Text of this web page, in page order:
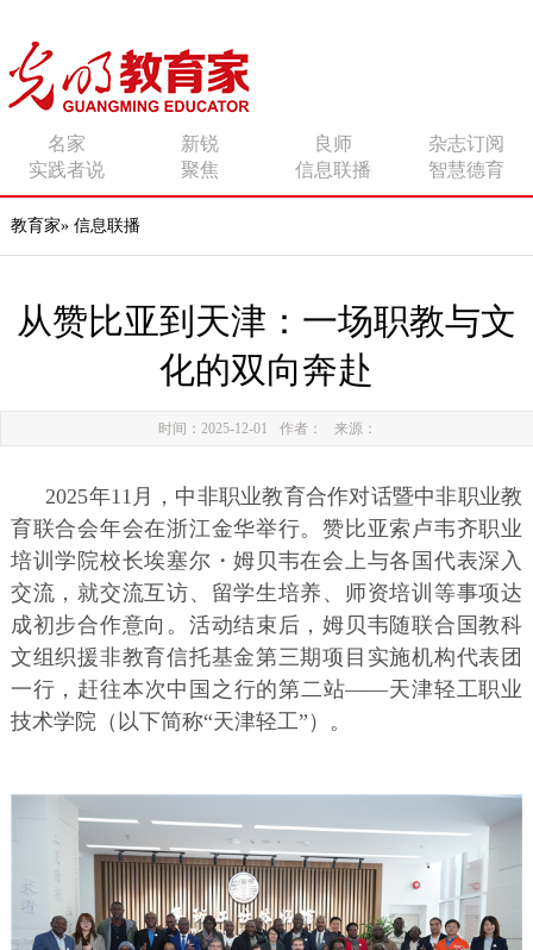
名家 新锐 良师
杂志订阅
实践者说
聚焦 信息联播 智慧德育
教育家» 信息联播
从赞比亚到天津：一场职教与文
化的双向奔赴
时间：2025-12-01 作者： 来源：
2025年11月，中非职业教育合作对话暨中非职业教
育联合会年会在浙江金华举行。赞比亚索卢韦齐职业
培训学院校长埃塞尔・姆贝韦在会上与各国代表深入
交流，就交流互访、留学生培养、师资培训等事项达
成初步合作意向。活动结束后，姆贝韦随联合国教科
文组织援非教育信托基金第三期项目实施机构代表团
一行，赶往本次中国之行的第二站——天津轻工职业
技术学院（以下简称“天津轻工”）。